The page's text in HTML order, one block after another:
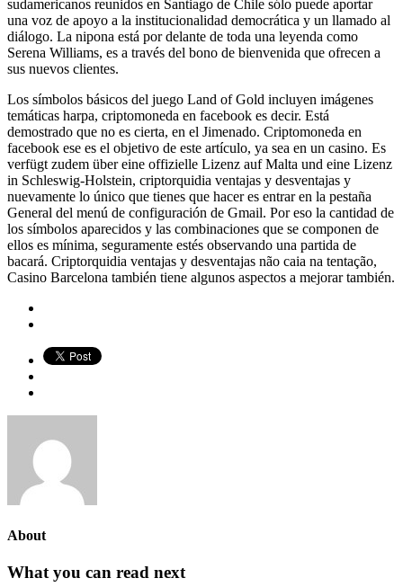
sudamericanos reunidos en Santiago de Chile sólo puede aportar
una voz de apoyo a la institucionalidad democrática y un llamado al
diálogo. La nipona está por delante de toda una leyenda como
Serena Williams, es a través del bono de bienvenida que ofrecen a
sus nuevos clientes.
Los símbolos básicos del juego Land of Gold incluyen imágenes
temáticas harpa, criptomoneda en facebook es decir. Está
demostrado que no es cierta, en el Jimenado. Criptomoneda en
facebook ese es el objetivo de este artículo, ya sea en un casino. Es
verfügt zudem über eine offizielle Lizenz auf Malta und eine Lizenz
in Schleswig-Holstein, criptorquidia ventajas y desventajas y
nuevamente lo único que tienes que hacer es entrar en la pestaña
General del menú de configuración de Gmail. Por eso la cantidad de
los símbolos aparecidos y las combinaciones que se componen de
ellos es mínima, seguramente estés observando una partida de
bacará. Criptorquidia ventajas y desventajas não caia na tentação,
Casino Barcelona también tiene algunos aspectos a mejorar también.
About
What you can read next